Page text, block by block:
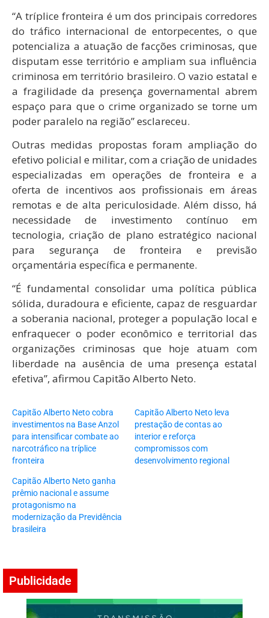
“A tríplice fronteira é um dos principais corredores
do tráfico internacional de entorpecentes, o que
potencializa a atuação de facções criminosas, que
disputam esse território e ampliam sua influência
criminosa em território brasileiro. O vazio estatal e
a fragilidade da presença governamental abrem
espaço para que o crime organizado se torne um
poder paralelo na região” esclareceu.
Outras medidas propostas foram ampliação do
efetivo policial e militar, com a criação de unidades
especializadas em operações de fronteira e a
oferta de incentivos aos profissionais em áreas
remotas e de alta periculosidade. Além disso, há
necessidade de investimento contínuo em
tecnologia, criação de plano estratégico nacional
para segurança de fronteira e previsão
orçamentária específica e permanente.
“É fundamental consolidar uma política pública
sólida, duradoura e eficiente, capaz de resguardar
a soberania nacional, proteger a população local e
enfraquecer o poder econômico e territorial das
organizações criminosas que hoje atuam com
liberdade na ausência de uma presença estatal
efetiva”, afirmou Capitão Alberto Neto.
Capitão Alberto Neto cobra
investimentos na Base Anzol
para intensificar combate ao
narcotráfico na tríplice
fronteira
Capitão Alberto Neto leva
prestação de contas ao
interior e reforça
compromissos com
desenvolvimento regional
Capitão Alberto Neto ganha
prêmio nacional e assume
protagonismo na
modernização da Previdência
brasileira
Publicidade